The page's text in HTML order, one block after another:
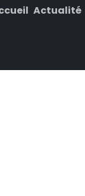
Actualité